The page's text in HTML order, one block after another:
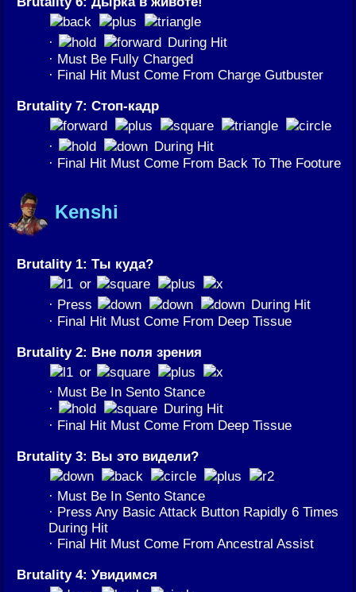
·
During Hit
· Must Be Fully Charged
· Final Hit Must Come From Charge Gutbuster
Brutality 7: Стоп-кадр
·
During Hit
· Final Hit Must Come From Back To The Footure
Kenshi
Brutality 1: Ты куда?
or
· Press
During Hit
· Final Hit Must Come From Deep Tissue
Brutality 2: Вне поля зрения
or
· Must Be In Sento Stance
·
During Hit
· Final Hit Must Come From Deep Tissue
Brutality 3: Вы это видели?
· Must Be In Sento Stance
· Press Any Basic Attack Button Rapidly 6 Times
During Hit
· Final Hit Must Come From Ancestral Assist
Brutality 4: Увидимся